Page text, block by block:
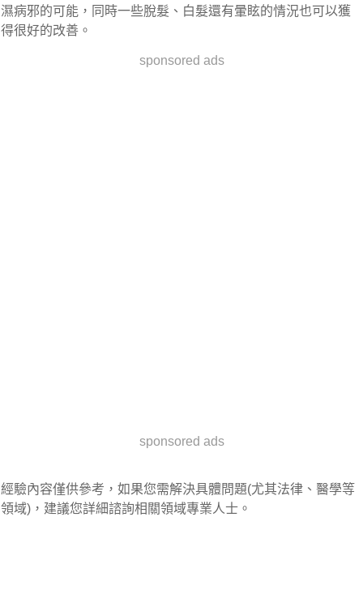
濕病邪的可能，同時一些脫髮、白髮還有暈眩的情況也可以獲
得很好的改善。
sponsored ads
sponsored ads
經驗內容僅供參考，如果您需解決具體問題(尤其法律、醫學等
領域)，建議您詳細諮詢相關領域專業人士。